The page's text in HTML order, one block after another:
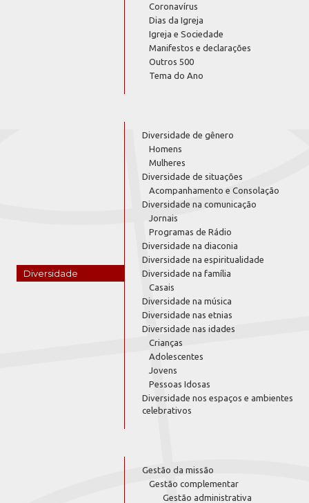
Coronavírus
Dias da Igreja
Igreja e Sociedade
Manifestos e declarações
Outros 500
Tema do Ano
Diversidade
Diversidade de gênero
Homens
Mulheres
Diversidade de situações
Acompanhamento e Consolação
Diversidade na comunicação
Jornais
Programas de Rádio
Diversidade na diaconia
Diversidade na espiritualidade
Diversidade na família
Casais
Diversidade na música
Diversidade nas etnias
Diversidade nas idades
Crianças
Adolescentes
Jovens
Pessoas Idosas
Diversidade nos espaços e ambientes
celebrativos
Gestão da missão
Gestão complementar
Gestão administrativa